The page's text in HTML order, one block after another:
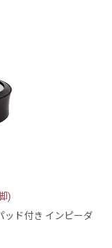
)
ッド付き インピーダ